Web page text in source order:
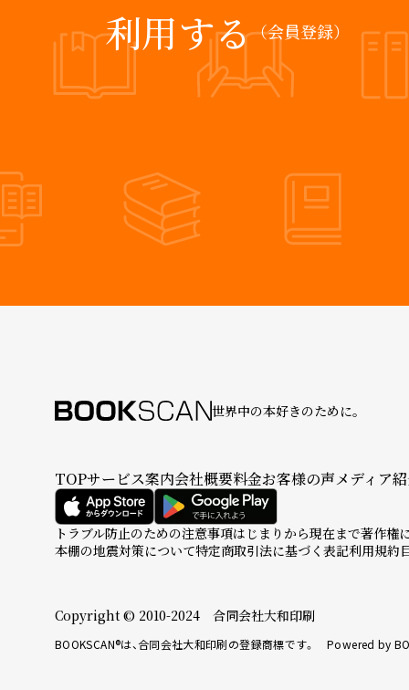
利用する（会員登録）
世界中の本好きのために。
TOPサービス案内会社概要料金お客様の声メディア
トラブル防止のための注意事項はじまりから現在まで著作権
本棚の地震対策について特定商取引法に基づく表記利用規約
Copyright © 2010-2024 合同会社大和印刷
BOOKSCAN®は、合同会社大和印刷の登録商標です。 Powered by